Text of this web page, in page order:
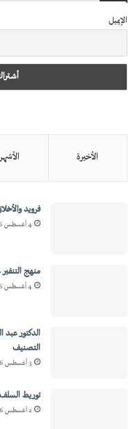
الإيميل
الأخيرة الأشهر
فرويد
4 أغسطس 2026
منهج
4 أغسطس 2026
الدكتور عبد
التصنيف
3 أغسطس 2026
توريط
2 أغسطس 2026